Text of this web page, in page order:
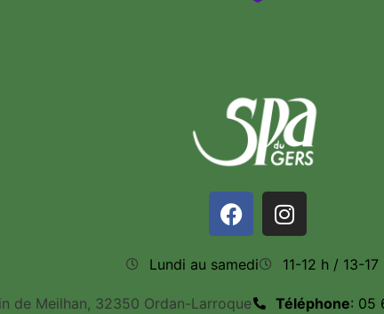
Lundi au samedi 11-12 h / 13-17
de Meilhan, 32350 Ordan-Larroque Téléphone: 05